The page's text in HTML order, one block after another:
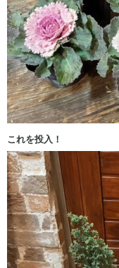
これを投入！